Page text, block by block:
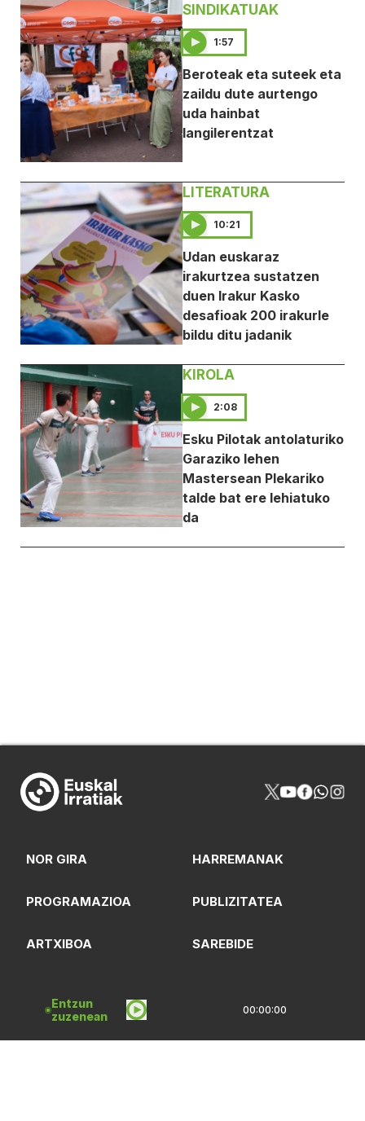
Entzun
zuzenean
00:00:00
SINDIKATUAK
1:57
Beroteak eta suteek eta
zaildu dute aurtengo
uda hainbat
langilerentzat
LITERATURA
10:21
Udan euskaraz
irakurtzea sustatzen
duen Irakur Kasko
desafioak 200 irakurle
bildu ditu jadanik
KIROLA
2:08
Esku Pilotak antolaturiko
Garaziko lehen
Mastersean Plekariko
talde bat ere lehiatuko
da
NOR GIRA HARREMANAK
PROGRAMAZIOA PUBLIZITATEA
ARTXIBOA SAREBIDE